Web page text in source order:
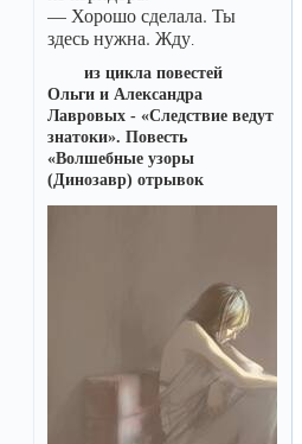
— Хорошо сделала. Ты
здесь нужна. Жду
из цикла повестей
Ольги и Александра
Лавровых - «Следствие ведут
знатоки». Повесть
«Волшебные узоры
(Динозавр) отрывок